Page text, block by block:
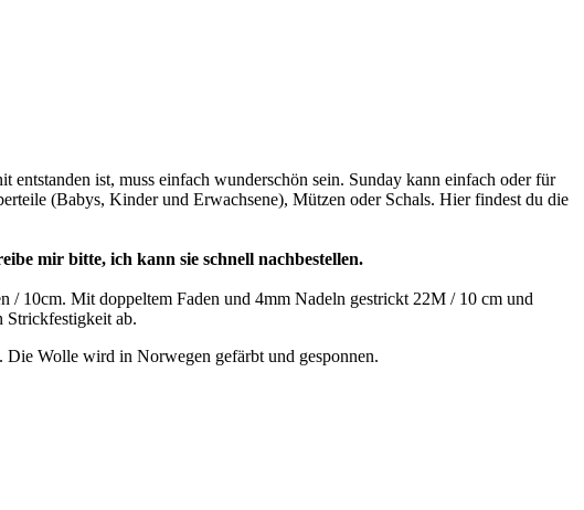
ist, muss einfach wunderschön sein. Sunday kann einfach oder für
(Babys, Kinder und Erwachsene), Mützen oder Schals. Hier findest du die
mir bitte, ich kann sie schnell nachbestellen.
10cm. Mit doppeltem Faden und 4mm Nadeln gestrickt 22M / 10 cm und
Strickfestigkeit ab.
Die Wolle wird in Norwegen gefärbt und gesponnen.